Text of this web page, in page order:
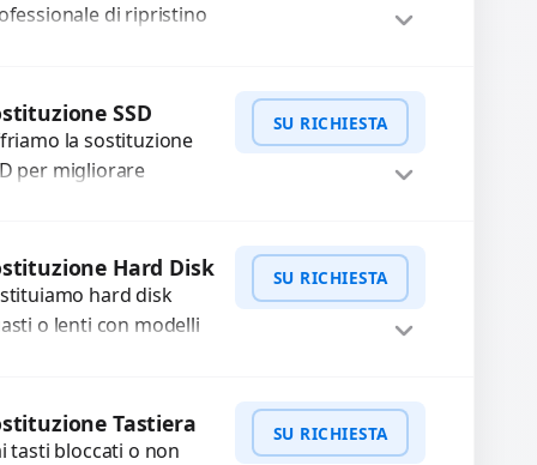
di ripristino
o errori.
il sistema
garantire...
WhatsApp
SSD
la sostituzione
per migliorare
i dati
SU RICHIESTA
WhatsApp
Hard Disk
hard disk
o lenti con modelli
dati e una
SU RICHIESTA
WhatsApp
Tastiera
tasti bloccati o non
SU RICHIESTA